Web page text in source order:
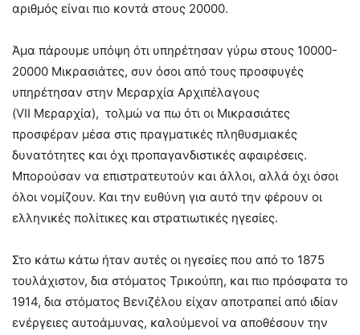
αριθμός είναι πιο κοντά στους 20000.
Άμα πάρουμε υπόψη ότι υπηρέτησαν γύρω στους 10000-
20000 Μικρασιάτες, συν όσοι από τους προσφυγές
υπηρέτησαν στην Μεραρχία Αρχιπέλαγους
(VII Μεραρχία), τολμώ να πω ότι οι Μικρασιάτες
προσφέραν μέσα στις πραγματικές πληθυσμιακές
δυνατότητες και όχι προπαγανδιστικές αφαιρέσεις.
Μπορούσαν να επιστρατευτούν και άλλοι, αλλά όχι όσοι
όλοι νομίζουν. Και την ευθύνη για αυτό την φέρουν οι
ελληνικές πολίτικες και στρατιωτικές ηγεσίες.
Στο κάτω κάτω ήταν αυτές οι ηγεσίες που από το 1875
τουλάχιστον, δια στόματος Τρικούπη, και πιο πρόσφατα το
1914, δια στόματος Βενιζέλου είχαν αποτραπεί από ιδίαν
ενέργειες αυτοάμυνας, καλούμενοί να αποθέσουν την